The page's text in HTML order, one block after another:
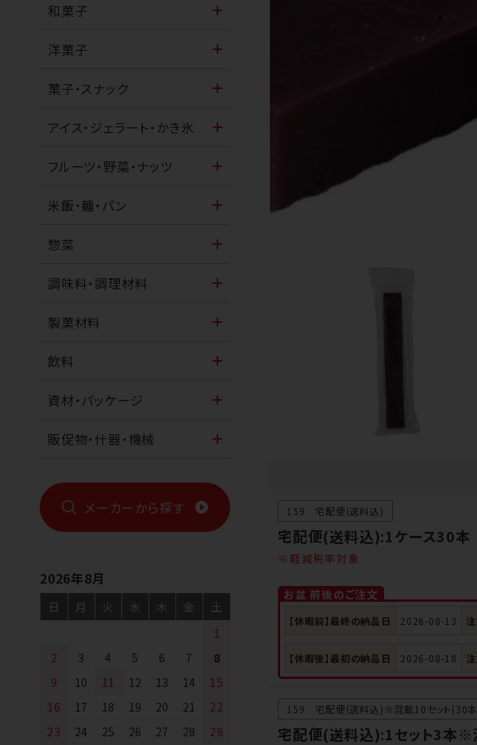
159 宅配便(送料込)
宅配便(送料込):1ケース30本
軽減税率対象
お盆 前後のご注文
【休暇前】最終の納品日 2026-08-13
【休暇後】最初の納品日 2026-08-18
159 宅配便(送料込)※混載10セット(30
宅配便(送料込):1セット3本
和菓子
洋菓子
菓子・スナック
アイス・ジェラート・かき氷
フルーツ・野菜・ナッツ
米飯・麺・パン
惣菜
調味料・調理材料
製菓材料
飲料
資材・パッケージ
販促物・什器・機械
メーカーから探す
2026年8月
日 月 火 水 木 金
土
1
2
3 4 5 6 7
8
9
10 11 12 13 14
15
16
17 18 19 20 21
22
23
24 25 26 27 28
29